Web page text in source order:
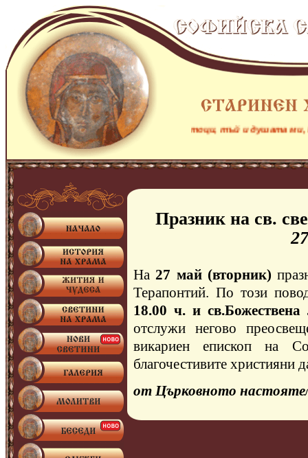
Както кошута жадува за водни потоци, тъй и душата ми,
Празник на св.
На27 май (вторник)
Терапонтий. По този
18.00 ч. и
отслужи негово
викариен епископ на
благочестивите християни
от Църковното